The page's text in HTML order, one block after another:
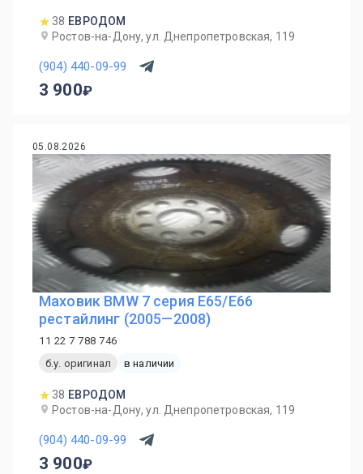
38 ЕВРОДОМ
Ростов-на-Дону, ул. Днепропетровская, 119
(904) 440-09-99
3 900
05.08.2026
Маховик BMW 7 серия E65/E66
рестайлинг (2005—2008)
11 22 7 788 746
б.у. оригинал
в наличии
38 ЕВРОДОМ
Ростов-на-Дону, ул. Днепропетровская, 119
(904) 440-09-99
3 900